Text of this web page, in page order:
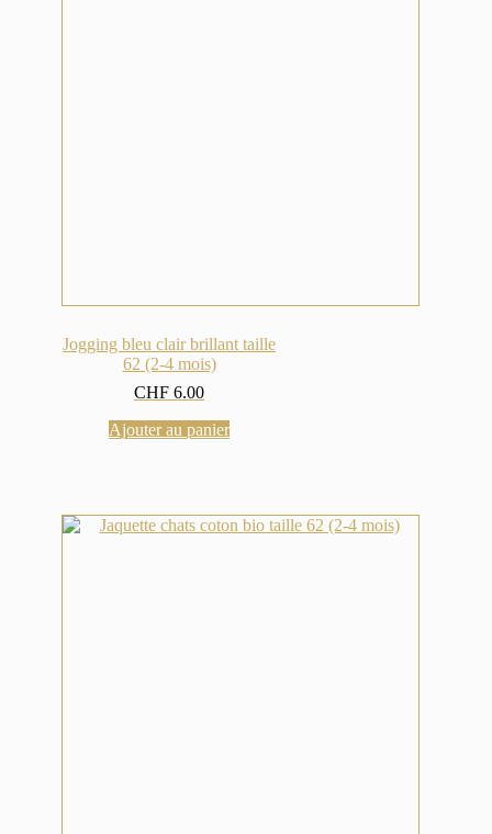
Jogging bleu clair brillant taille
62 (2-4 mois)
CHF 6.00
Ajouter au panier